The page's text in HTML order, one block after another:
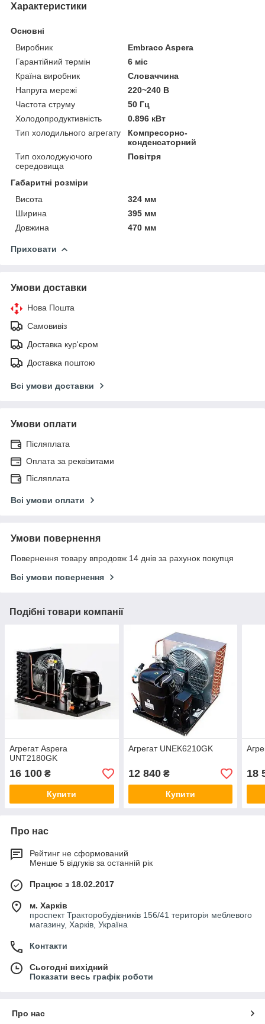
Характеристики
Основні
Виробник
Embraco Aspera
Гарантійний термін
6 міс
Країна виробник
Словаччина
Напруга мережі
220~240 В
Частота струму
50 Гц
Холодопродуктивність
0.896 кВт
Тип холодильного агрегату
Компресорно-
конденсаторний
Тип охолоджуючого
середовища
Повітря
Габаритні розміри
Висота
324 мм
Ширина
395 мм
Довжина
470 мм
Приховати
Умови доставки
Нова Пошта
Самовивіз
Доставка кур'єром
Доставка поштою
Всі умови доставки
Умови оплати
Післяплата
Оплата за реквізитами
Післяплата
Всі умови оплати
Умови повернення
Повернення товару впродовж 14 днів за рахунок покупця
Всі умови повернення
Подібні товари компанії
Агрегат Aspera
UNT2180GK
16 100 ₴
Купити
Агрегат UNEK6210GK
12 840₴
Купити
18
Про нас
Рейтинг не сформований
Менше 5 відгуків за останній рік
Працює з 18.02.2017
м. Харків
проспект Тракторобудівників 156/41 територія меблевого
магазину, Харків, Україна
Контакти
Сьогодні вихідний
Показати весь графік роботи
Про нас